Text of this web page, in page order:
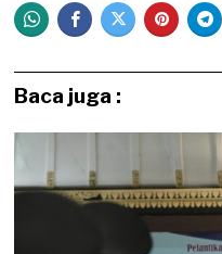
Baca juga :